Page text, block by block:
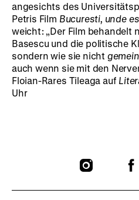
angesichts des
Petris Film Bucuresti, unde
weicht: „Der Film behandelt
Basescu und die politische
sondern wie sie nicht
auch wenn sie mit den
Floian-Rares Tileaga auf
Uhr
To